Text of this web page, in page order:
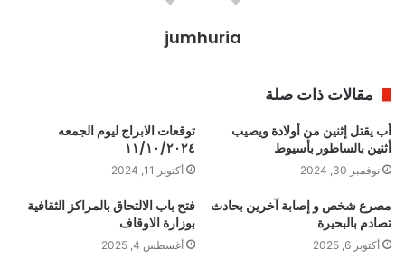
jumhuria
مقالات ذات صلة
أب يقتل إثنين من أولادة ويصيب
أثنين بالساطور بأسيوط
نوفمبر 30, 2024
توقعات الابراج ليوم الجمعه
١١/١٠/٢٠٢٤
أكتوبر 11, 2024
مصرع شخص و إصابة آخرين بحادث
تصادم بالبحيرة
أكتوبر 6, 2025
فتح باب الالتحاق بالمراكز الثقافية
بوزارة الاوقاف
أغسطس 4, 2025